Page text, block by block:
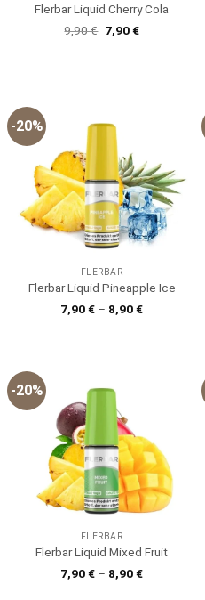
Flerbar Liquid Cherry Cola
9,90€ Ursprünglicher
Preis
7,90€Aktueller
-20%
FLERBAR
Flerbar Liquid Pineapple Ice
7,90€ – 8,90€
-20%
FLERBAR
Flerbar Liquid Mixed Fruit
7,90€ – 8,90€